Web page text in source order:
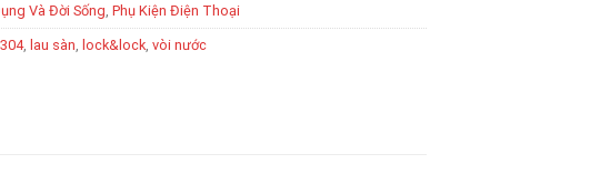
Và Đời Sống, Phụ Kiện Điện Thoại
, lau sàn, lock&lock, vòi nước